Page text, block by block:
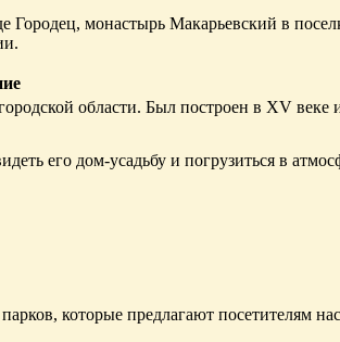
Городец, монастырь Макарьевский в
области. Был построен в XV веке
его дом-усадьбу и погрузиться в
которые предлагают посетителям